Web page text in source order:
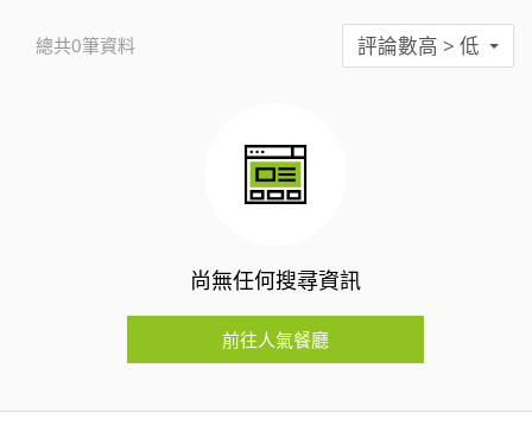
總共0筆資料 評論數高 > 低
尚無任何搜尋資訊
前往人氣餐廳